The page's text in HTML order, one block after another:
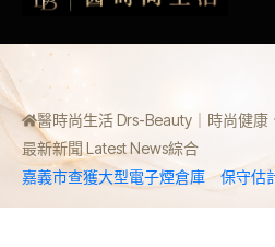
醫時尚生活 Drs-Beauty｜時尚健
最新新聞 Latest News綜合
嘉義市查獲大型電子煙倉庫 保守估